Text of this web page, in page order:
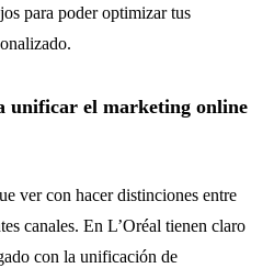
para poder optimizar tus
unificar el marketing online
ver con hacer distinciones entre
canales. En L’Oréal tienen claro
con la unificación de